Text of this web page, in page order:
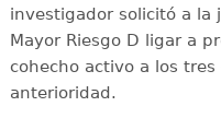
investigador solicitó a la
Mayor Riesgo D ligar a
cohecho activo a los
anterioridad.